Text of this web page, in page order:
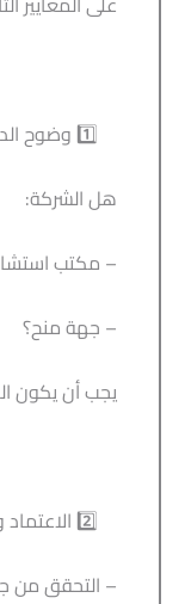
هل الشركة:
– مكتب
– جهة منح؟
يجب أن يكون
– التحقق من